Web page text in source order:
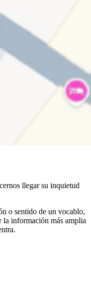
llegar su inquietud
o sentido de un vocablo,
información más amplia